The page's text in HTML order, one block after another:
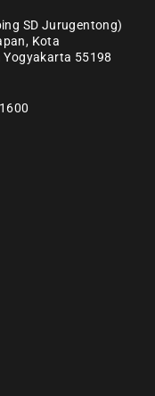
SD Jurugentong)
Kota
55198